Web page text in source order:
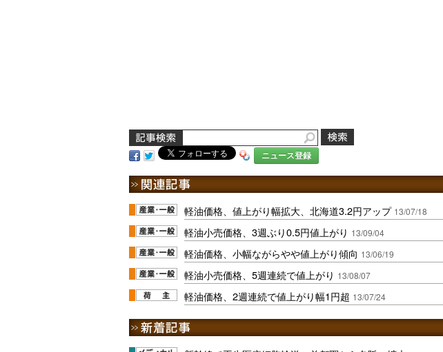
ニュース登録
軽油価格、値上がり幅拡大、北海道3.2円アップ 13/07/18
軽油小売価格、3週ぶり0.5円値上がり 13/09/04
軽油価格、小幅ながらやや値上がり傾向 13/06/19
軽油小売価格、5週連続で値上がり 13/08/07
軽油価格、2週連続で値上がり幅1円超 13/07/24